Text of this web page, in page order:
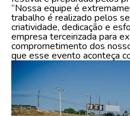
“Nossa equipe é
trabalho é realizado pelos
criatividade, dedicação e
empresa terceirizada para
comprometimento dos
que esse evento aconteça